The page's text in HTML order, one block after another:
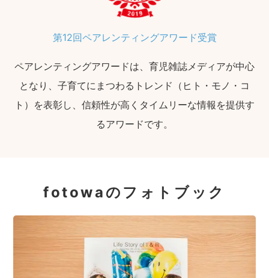
第12回ペアレンティングアワード受賞
ペアレンティングアワードは、育児雑誌メディアが中心
となり、子育てにまつわるトレンド（ヒト・モノ・コ
ト）を表彰し、信頼性が高くタイムリーな情報を提供す
るアワードです。
fotowaのフォトブック